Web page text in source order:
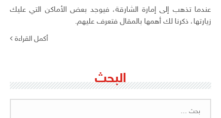
عندما تذهب إلى إمارة الشارقة، فيوجد بعض الأماكن التي عليك
زيارتها، ذكرنا لك أهمها بالمقال فتعرف عليهم.
أكمل القراءة
البحث